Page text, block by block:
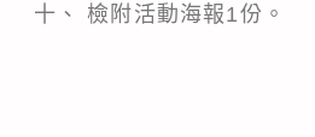
十、 檢附活動海報1份。